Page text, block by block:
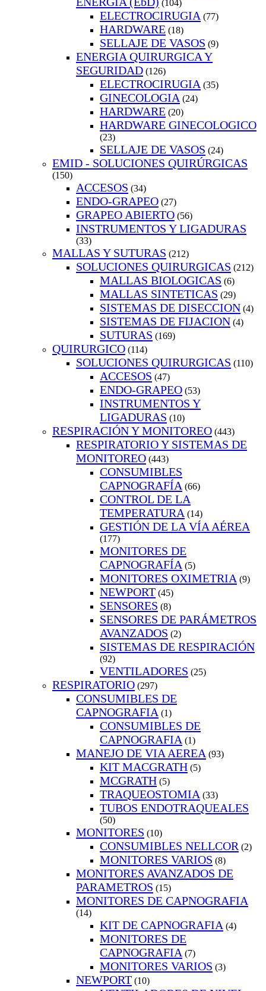
(104)
ELECTROCIRUGIA (77)
HARDWARE (18)
SELLAJE DE VASOS (9)
ENERGIA QUIRURGICA Y
SEGURIDAD (126)
ELECTROCIRUGIA (35)
GINECOLOGIA (24)
HARDWARE (20)
HARDWARE GINECOLOGICO
(23)
SELLAJE DE VASOS (24)
EMID - SOLUCIONES QUIRÚRGICAS
(150)
ACCESOS (34)
ENDO-GRAPEO (27)
GRAPEO ABIERTO (56)
INSTRUMENTOS Y LIGADURAS
(33)
MALLAS Y SUTURAS (212)
SOLUCIONES QUIRURGICAS (212)
MALLAS BIOLOGICAS (6)
MALLAS SINTETICAS (29)
SISTEMAS DE DISECCION (4)
SISTEMAS DE FIJACION (4)
SUTURAS (169)
QUIRURGICO (114)
SOLUCIONES QUIRURGICAS (110)
ACCESOS (47)
ENDO-GRAPEO (53)
INSTRUMENTOS Y
LIGADURAS (10)
RESPIRACIÓN Y MONITOREO (443)
RESPIRATORIO Y SISTEMAS DE
MONITOREO (443)
CONSUMIBLES
CAPNOGRAFÍA (66)
CONTROL DE LA
TEMPERATURA (14)
GESTIÓN DE LA VÍA AÉREA
(177)
MONITORES DE
CAPNOGRAFÍA (5)
MONITORES OXIMETRIA (9)
NEWPORT (45)
SENSORES (8)
SENSORES DE PARÁMETROS
AVANZADOS (2)
SISTEMAS DE RESPIRACIÓN
(92)
VENTILADORES (25)
RESPIRATORIO (297)
CONSUMIBLES DE
CAPNOGRAFIA (1)
CONSUMIBLES DE
CAPNOGRAFIA (1)
MANEJO DE VIA AEREA (93)
KIT MACGRATH (5)
MCGRATH (5)
TRAQUEOSTOMIA (33)
TUBOS ENDOTRAQUEALES
(50)
MONITORES (10)
CONSUMIBLES NELLCOR (2)
MONITORES VARIOS (8)
MONITORES AVANZADOS DE
PARAMETROS (15)
MONITORES DE CAPNOGRAFIA
(14)
KIT DE CAPNOGRAFIA (4)
MONITORES DE
CAPNOGRAFIA (7)
MONITORES VARIOS (3)
NEWPORT (10)